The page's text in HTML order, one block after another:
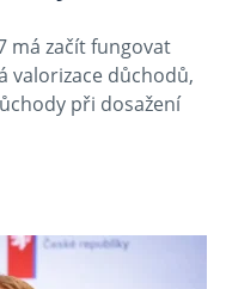
má začít fungovat
valorizace důchodů,
při dosažení